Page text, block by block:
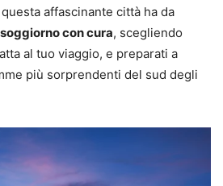
affascinante città ha da
con cura, scegliendo
al tuo viaggio, e preparati a
più sorprendenti del sud degli